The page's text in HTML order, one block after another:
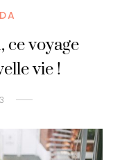
voyage
vie !